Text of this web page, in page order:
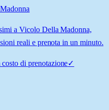
a Vicolo Della Madonna,
reali e prenota in un minuto.
costo di prenotazione✓